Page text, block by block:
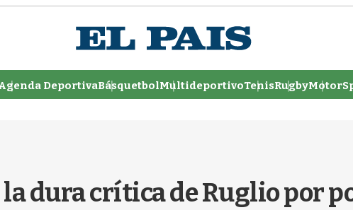
DeportivaBásquetbolMultideportivoTenisRugby
dura crítica de Ruglio por